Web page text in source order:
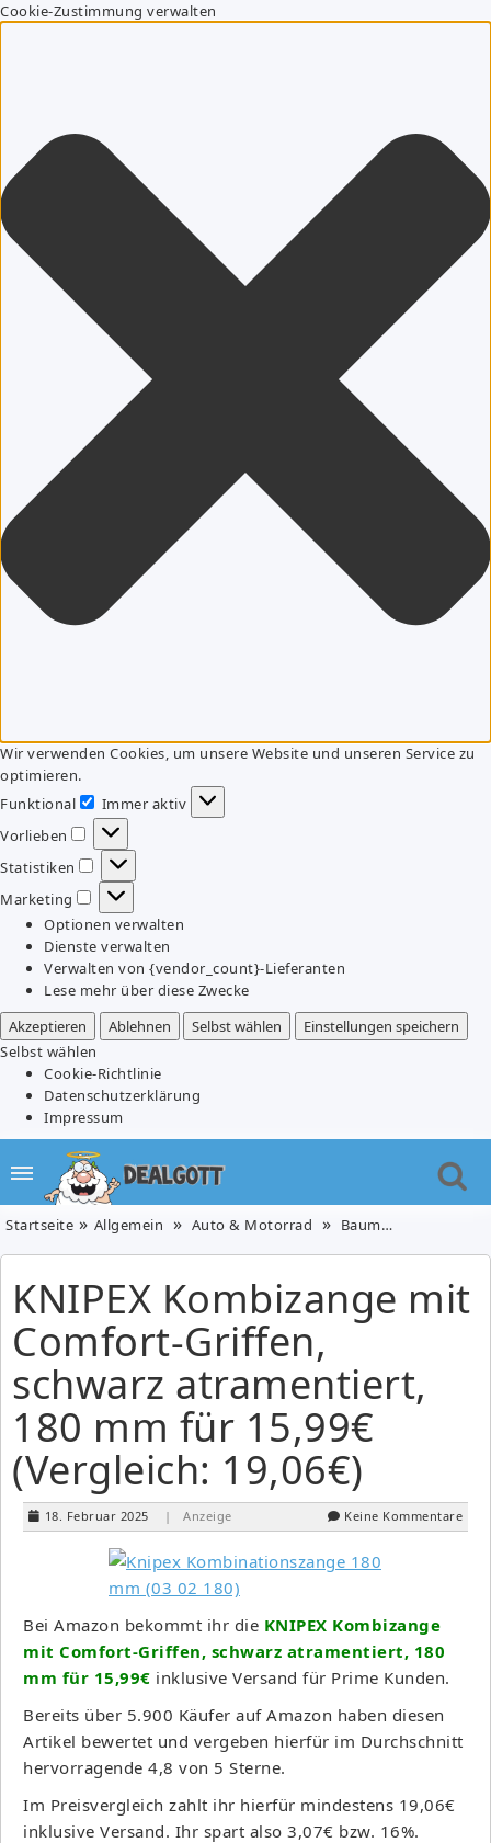
Cookie-Zustimmung verwalten
Wir verwenden Cookies, um unsere Website und unseren Service zu
optimieren.
Funktional
Funktional
Immer aktiv
Vorlieben
Vorlieben
Statistiken
Statistiken
Marketing
Marketing
Optionen verwalten
Dienste verwalten
Verwalten von {vendor_count}-Lieferanten
Lese mehr über diese Zwecke
Akzeptieren
Ablehnen Selbst wählen
Einstellungen speichern
Selbst wählen
Cookie-Richtlinie
Datenschutzerklärung
Impressum
Startseite Allgemein Auto & Motorrad Baumarkt
KNIPEX Kombizange mit
Comfort-Griffen,
schwarz atramentiert,
180 mm für 15,99€
(Vergleich: 19,06€)
18. Februar 2025 | Anzeige Keine Kommentare
Bei Amazon bekommt ihr die KNIPEX Kombizange
mit Comfort-Griffen, schwarz atramentiert, 180
mm für 15,99€ inklusive Versand für Prime Kunden.
Bereits über 5.900 Käufer auf Amazon haben diesen
Artikel bewertet und vergeben hierfür im Durchschnitt
hervorragende 4,8 von 5 Sterne.
Im Preisvergleich zahlt ihr hierfür mindestens 19,06€
inklusive Versand. Ihr spart also 3,07€ bzw. 16%.